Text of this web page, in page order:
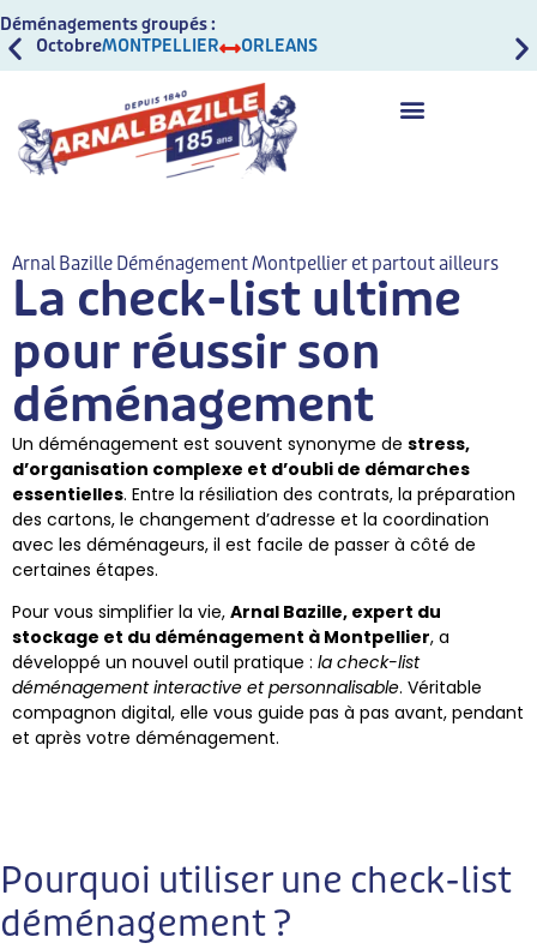
Déménagements groupés :
OctobreMONTPELLIER ORLEANS
Arnal Bazille Déménagement Montpellier et partout ailleurs
La check-list ultime
pour réussir son
déménagement
Un déménagement est souvent synonyme de stress,
d’organisation complexe et d’oubli de démarches
essentielles. Entre la résiliation des contrats, la préparation
des cartons, le changement d’adresse et la coordination
avec les déménageurs, il est facile de passer à côté de
certaines étapes.
Pour vous simplifier la vie, Arnal Bazille, expert du
stockage et du déménagement à Montpellier, a
développé un nouvel outil pratique : la check-list
déménagement interactive et personnalisable. Véritable
compagnon digital, elle vous guide pas à pas avant, pendant
et après votre déménagement.
Pourquoi utiliser une check-list
déménagement ?